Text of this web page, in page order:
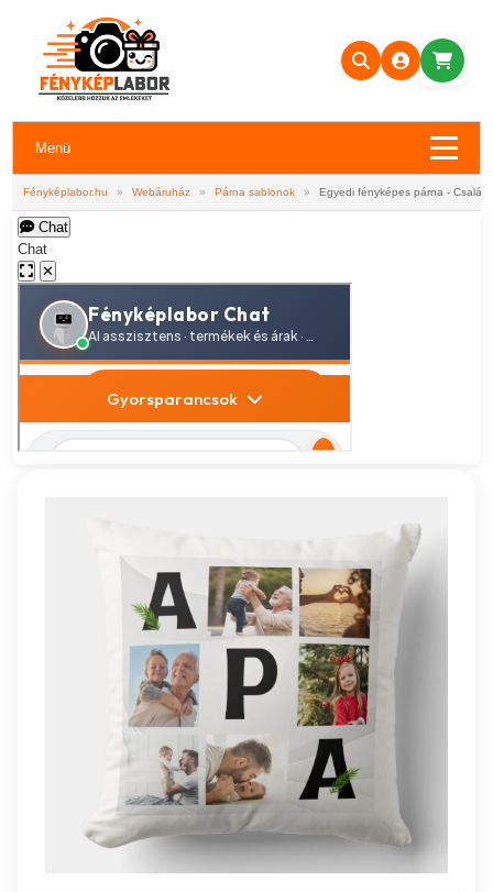
Menü
Fényképlabor.hu » Webáruház » Párna sablonok » Egyedi fényképes párna - Család
Chat
Chat
✕